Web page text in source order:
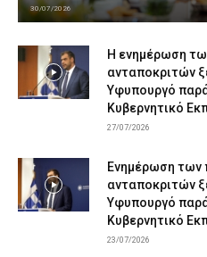
30/07/2026
Η ενημέρωση
ανταποκριτών
Υφυπουργό
Κυβερνητικό
27/07/2026
Ενημέρωση των
ανταποκριτών
Υφυπουργό
Κυβερνητικό
23/07/2026